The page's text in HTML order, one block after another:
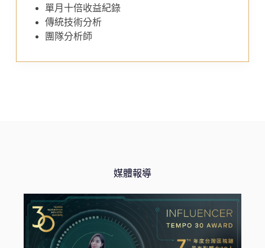
單月十倍收益紀錄
傳統技術分析
團隊分析師
媒體報導